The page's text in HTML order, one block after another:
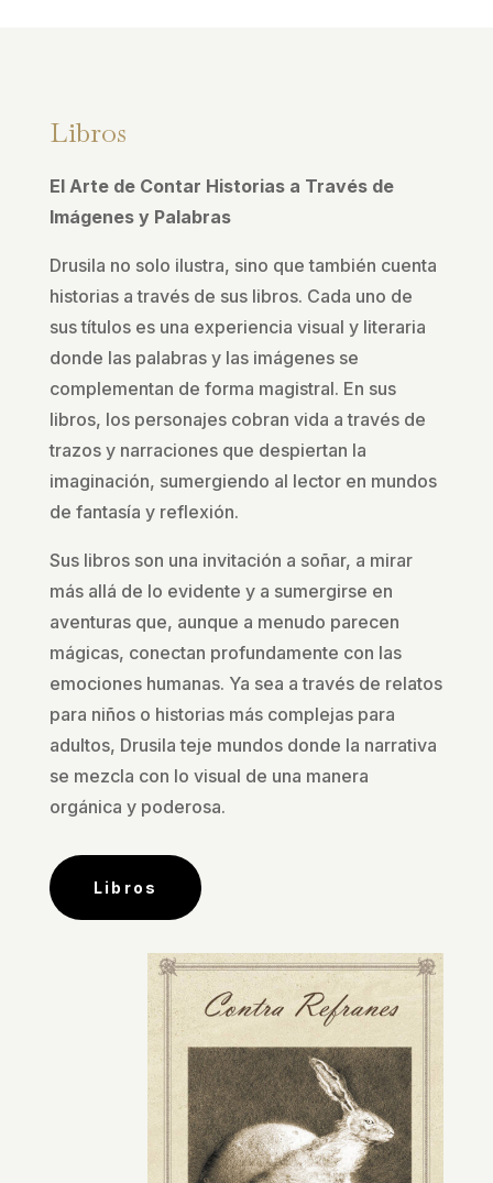
Libros
El Arte de Contar Historias a Través de
Imágenes y Palabras
Drusila no solo ilustra, sino que también cuenta
historias a través de sus libros. Cada uno de
sus títulos es una experiencia visual y literaria
donde las palabras y las imágenes se
complementan de forma magistral. En sus
libros, los personajes cobran vida a través de
trazos y narraciones que despiertan la
imaginación, sumergiendo al lector en mundos
de fantasía y reflexión.
Sus libros son una invitación a soñar, a mirar
más allá de lo evidente y a sumergirse en
aventuras que, aunque a menudo parecen
mágicas, conectan profundamente con las
emociones humanas. Ya sea a través de relatos
para niños o historias más complejas para
adultos, Drusila teje mundos donde la narrativa
se mezcla con lo visual de una manera
orgánica y poderosa.
Libros